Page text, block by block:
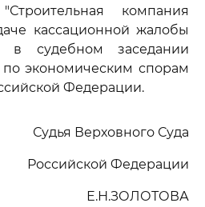
компания
кассационной жалобы
в судебном заседании
экономическим спорам
Федерации.
Судья Верховного Суда
Российской Федерации
Е.Н.ЗОЛОТОВА